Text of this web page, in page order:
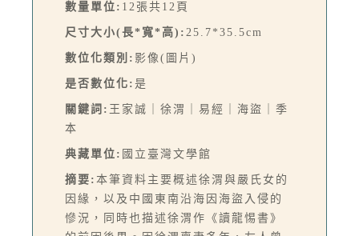
數量單位: 12張共12頁
尺寸大小(長*寬*高): 25.7*35.5cm
數位化類別: 影像(圖片)
是否數位化: 是
關鍵詞: 王家誠｜徐渭｜易經｜海盜｜季
本
典藏單位: 國立臺灣文學館
摘要: 本筆資料主要概述徐渭與嚴氏女的
因緣，以及中國東南沿海因海盜入侵的
慘況，同時也描述徐渭作《讀龍惕書》